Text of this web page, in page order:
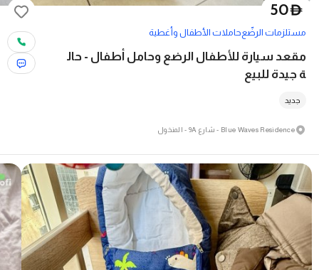
D
50
مستلزمات الرضّعحاملات الأطفال وأغطية
مقعد سيارة للأطفال الرضع وحامل أطفال - حال
ة جيدة للبيع
جديد
Blue Waves Residence - شارع 9A - المنخول